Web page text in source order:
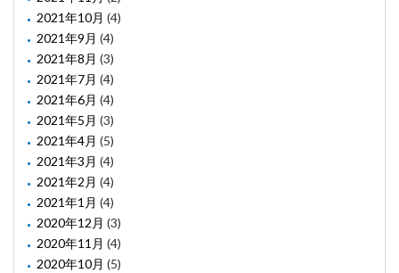
2021年10月 (4)
2021年9月 (4)
2021年8月 (3)
2021年7月 (4)
2021年6月 (4)
2021年5月 (3)
2021年4月 (5)
2021年3月 (4)
2021年2月 (4)
2021年1月 (4)
2020年12月 (3)
2020年11月 (4)
2020年10月 (5)